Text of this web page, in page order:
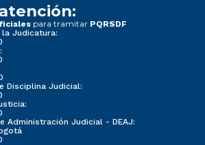
para tramitar PQRSDF
Judicatura:
Disciplina Judicial:
Administración Judicial - DEAJ: